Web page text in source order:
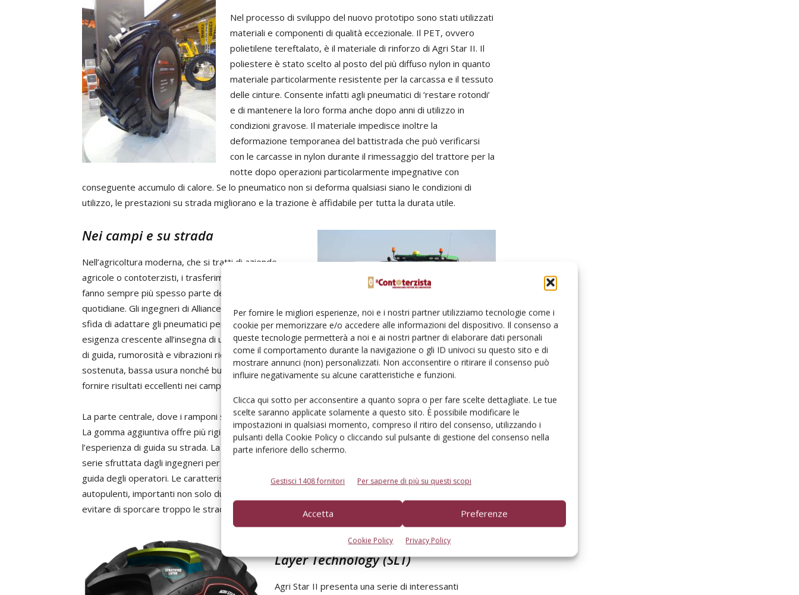
Per fornire le migliori esperienze, noi e i nostri partner utilizziamo tecnologie come i
cookie per memorizzare e/o accedere alle informazioni del dispositivo. Il consenso a
queste tecnologie permetterà a noi e ai nostri partner di elaborare dati personali
come il comportamento durante la navigazione o gli ID univoci su questo sito e di
mostrare annunci (non) personalizzati. Non acconsentire o ritirare il consenso può
influire negativamente su alcune caratteristiche e funzioni.
Clicca qui sotto per acconsentire a quanto sopra o per fare scelte dettagliate. Le tue
scelte saranno applicate solamente a questo sito. È possibile modificare le
impostazioni in qualsiasi momento, compreso il ritiro del consenso, utilizzando i
pulsanti della Cookie Policy o cliccando sul pulsante di gestione del consenso nella
parte inferiore dello schermo.
Gestisci 1408 fornitori Per saperne di più su questi scopi
Accetta Preferenze
Cookie Policy Privacy Policy
Nel processo di sviluppo del nuovo prototipo sono stati utilizzati
materiali e componenti di qualità eccezionale. Il PET, ovvero
polietilene tereftalato, è il materiale di rinforzo di Agri Star II. Il
poliestere è stato scelto al posto del più diffuso nylon in quanto
materiale particolarmente resistente per la carcassa e il tessuto
delle cinture. Consente infatti agli pneumatici di ‘restare rotondi’
e di mantenere la loro forma anche dopo anni di utilizzo in
condizioni gravose. Il materiale impedisce inoltre la
deformazione temporanea del battistrada che può verificarsi
con le carcasse in nylon durante il rimessaggio del trattore per la
notte dopo operazioni particolarmente impegnative con
conseguente accumulo di calore. Se lo pneumatico non si deforma qualsiasi siano le condizioni di
utilizzo, le prestazioni su strada migliorano e la trazione è affidabile per tutta la durata utile.
Nei campi e su strada
Nell’agricoltura moderna, che si tratti di aziende
agricole o contoterzisti, i trasferimenti su strada
fanno sempre più spesso parte delle operazioni
quotidiane. Gli ingegneri di Alliance hanno risposto alla
sfida di adattare gli pneumatici per trattori a questa
esigenza crescente all’insegna di un maggior comfort
di guida, rumorosità e vibrazioni ridotte, velocità
sostenuta, bassa usura nonché buone caratteristiche di sterzata e frenata – tutto questo oltre a
fornire risultati eccellenti nei campi.
La parte centrale, dove i ramponi sono sovrapposti, presenta un volume della gomma maggiorato.
La gomma aggiuntiva offre più rigidità e una minore usura sull’asfalto, migliorando al contempo
l’esperienza di guida su strada. La classificazione di velocità D – 65 km/h – è un’altra caratteristica di
serie sfruttata dagli ingegneri per migliorare la performance su strada dei trattori e l’esperienza di
guida degli operatori. Le caratteristiche di questo pneumatico comprendono ottime proprietà
autopulenti, importanti non solo durante le operazioni nei campi, ma anche nei trasferimenti per
evitare di sporcare troppo le strade.
Il segreto della tecnologia Stratified
Layer Technology (SLT)
Agri Star II presenta una serie di interessanti